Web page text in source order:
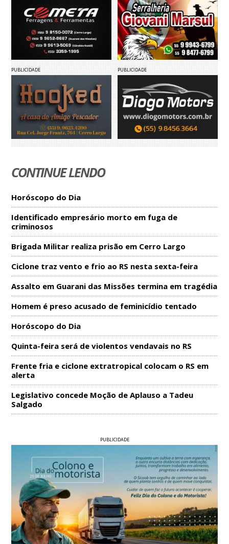
PUBLICIDADE PUBLICIDADE
CONTINUE LENDO
Horóscopo do Dia
Identificado empresário morto em fuga de
criminosos
Brigada Militar realiza prisão em Cerro Largo
Ciclone traz vento e frio ao RS nesta sexta-feira
Assalto em Guarani das Missões termina em tragédia
Homem é preso acusado de feminicídio tentado
Horóscopo do Dia
Quinta-feira será de violentos vendavais no RS
Frente fria e ciclone extratropical colocam o RS em
alerta
Legislativo concede Moção de Aplauso a Tadeu
Salgado
PUBLICIDADE